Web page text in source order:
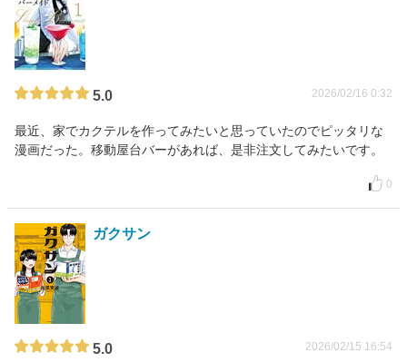
5.0 2026/02/16 0:32
最近、家でカクテルを作ってみたいと思っていたのでピッタリな
漫画だった。移動屋台バーがあれば、是非注文してみたいです。
0
ガクサン
5.0 2026/02/15 16:54